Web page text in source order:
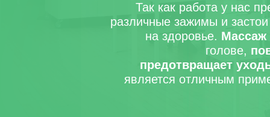
Так как работа у нас
различные зажимы и застои
на здоровье. Массаж
голове,
предотвращает
является отличным